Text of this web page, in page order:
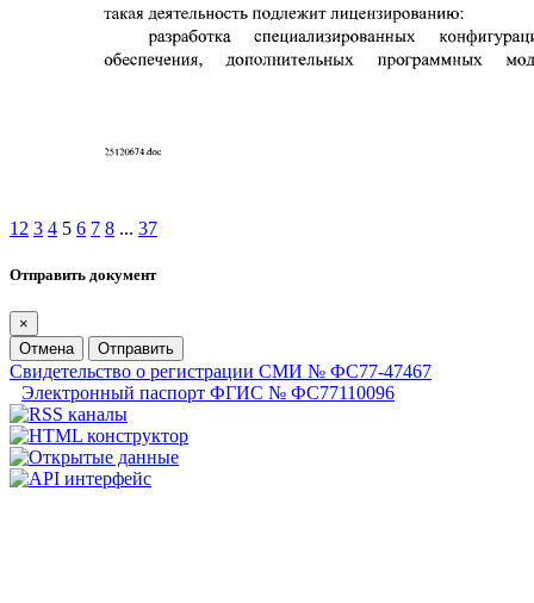
1 2 3 4 5 6 7 8 ... 37
Отправить документ
×
Отмена
Отправить
Свидетельство о регистрации СМИ № ФС77-47467
Электронный паспорт ФГИС № ФС77110096